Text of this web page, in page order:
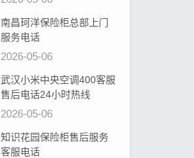
南昌珂洋保险柜总部上门
服务电话
2026-05-06
武汉小米中央空调400客服
售后电话24小时热线
2026-05-06
知识花园保险柜售后服务
客服电话